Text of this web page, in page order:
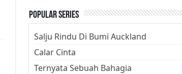
Popular Series
Salju Rindu Di Bumi Auckland
Calar Cinta
Ternyata Sebuah Bahagia